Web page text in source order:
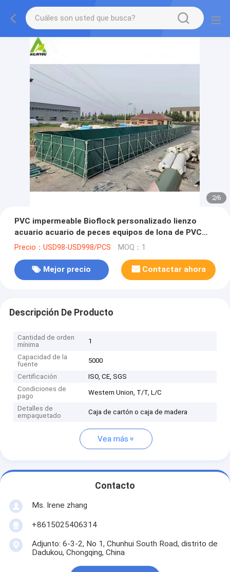
2/6
PVC impermeable Bioflock personalizado lienzo
acuario acuario de peces equipos de lona de PVC
acuicultura acuario de peces
Precio：USD98-USD998/PCS MOQ：1
Mejor precio Contactar ahora
Descripción De Producto
Cantidad de orden
mínima
1
Capacidad de la
fuente
5000
Certificación
ISO, CE, SGS
Condiciones de
pago
Western Union, T/T, L/C
Detalles de
empaquetado
Caja de cartón o caja de madera
Vea más
Contacto
Ms. Irene zhang
+8615025406314
Adjunto: 6-3-2, No 1, Chunhui South Road, distrito de
Dadukou, Chongqing, China